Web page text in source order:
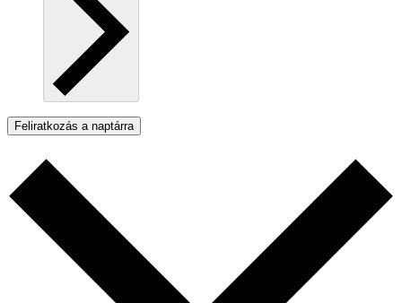
Feliratkozás a naptárra